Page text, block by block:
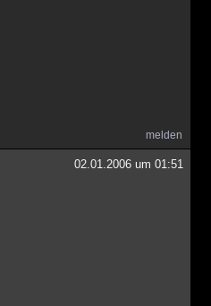
melden
02.01.2006 um 01:51